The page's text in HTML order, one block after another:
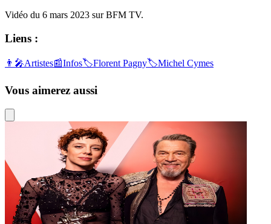
Vidéo du 6 mars 2023 sur BFM TV.
Liens :
👨‍🎤Artistes📰Infos🏷️Florent Pagny🏷️Michel Cymes
Vous aimerez aussi